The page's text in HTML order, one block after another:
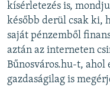
kísérletezés is,
később derül csak ki,
saját pénzemből
aztán az interneten
Bűnosváros.hu-t,
gazdaságilag is